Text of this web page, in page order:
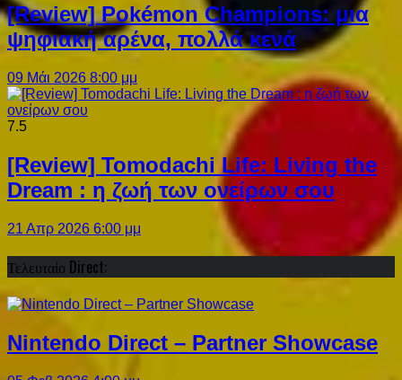
[Review] Pokémon Champions: μια
ψηφιακή αρένα, πολλά κενά
09 Μάι 2026 8:00 μμ
7.5
[Review] Tomodachi Life: Living the
Dream : η ζωή των ονείρων σου
21 Απρ 2026 6:00 μμ
Τελευταίο Direct:
Nintendo Direct – Partner Showcase